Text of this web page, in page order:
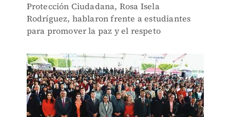
Protección Ciudadana, Rosa Isela
Rodríguez, hablaron frente a estudiantes
para promover la paz y el respeto